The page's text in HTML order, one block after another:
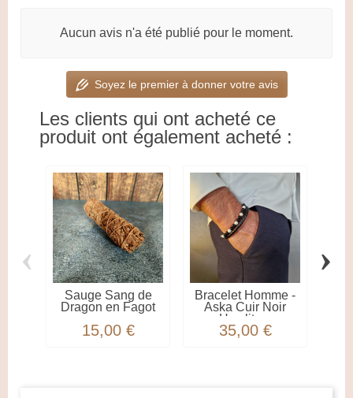
Aucun avis n'a été publié pour le moment.
Soyez le premier à donner votre avis
Les clients qui ont acheté ce
produit ont également acheté :
Sauge Sang de
Dragon en Fagot
15,00 €
Bracelet Homme -
Aska Cuir Noir
Howlite...
35,00 €
‹ ›